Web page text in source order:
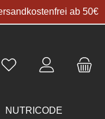
ab 50€
NUTRICODE